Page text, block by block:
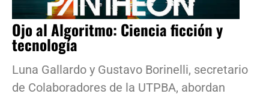
Ojo al Algoritmo: Ciencia ficción y
tecnología
Luna Gallardo y Gustavo Borinelli, secretario
de Colaboradores de la UTPBA, abordan